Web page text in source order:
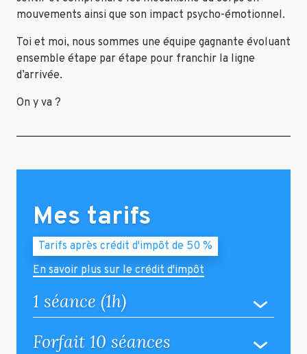
mouvements ainsi que son impact psycho-émotionnel.
Toi et moi, nous sommes une équipe gagnante évoluant
ensemble étape par étape pour franchir la ligne
d’arrivée.
On y va ?
Mes tarifs
Tarifs après crédit d'impôt de 50 %
En savoir plus sur le crédit d'impôt
1 séance (1h)
Forfait 10 séances